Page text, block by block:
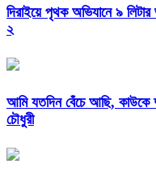
দিরাইয়ে পৃথক অভিযানে ৯
২
আমি যতদিন বেঁচে আছি, কাউকে
চৌধুরী